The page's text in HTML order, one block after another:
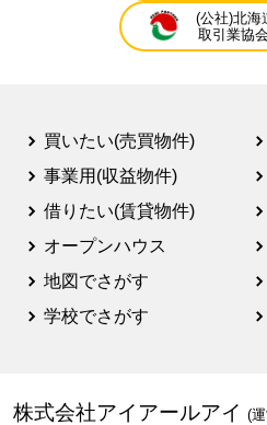
(公社)北海
取引業協
買いたい(売買物件)
事業用(収益物件)
借りたい(賃貸物件)
オープンハウス
地図でさがす
学校でさがす
株式会社アイアールアイ (